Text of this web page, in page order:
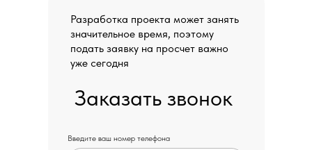
Введите ваш номер телефона
Заказать звонок
Разработка проекта может занять
значительное время, поэтому
подать заявку на просчет важно
уже сегодня